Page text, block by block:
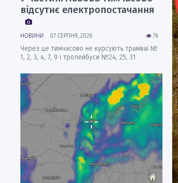
відсутнє електропостачання
76
НОВИНИ 07 СЕРПНЯ, 2026
Через це тимчасово не курсують трамваї №
1, 2, 3, 4, 7, 9 і тролейбуси №24, 25, 31